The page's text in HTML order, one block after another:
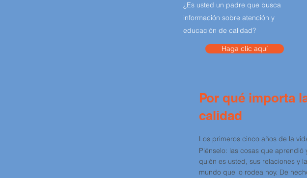
¿Es usted un padre que busca
información sobre atención y
educación de calidad?
Haga clic aquí
Por qué importa
calidad
Los primeros cinco años de la
Piénselo: las cosas que
quién es usted, sus relaciones y
mundo que lo rodea hoy. De